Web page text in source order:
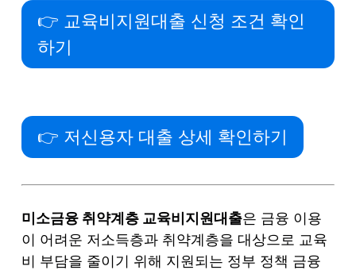
👉 교육비지원대출 신청 조건 확인
하기
👉 저신용자 대출 상세 확인하기
미소금융 취약계층 교육비지원대출은 금융 이용
이 어려운 저소득층과 취약계층을 대상으로 교육
비 부담을 줄이기 위해 지원되는 정부 정책 금융